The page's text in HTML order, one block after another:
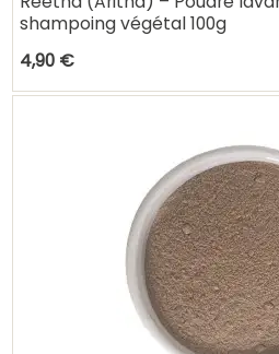
shampoing végétal 100g
4,90 €